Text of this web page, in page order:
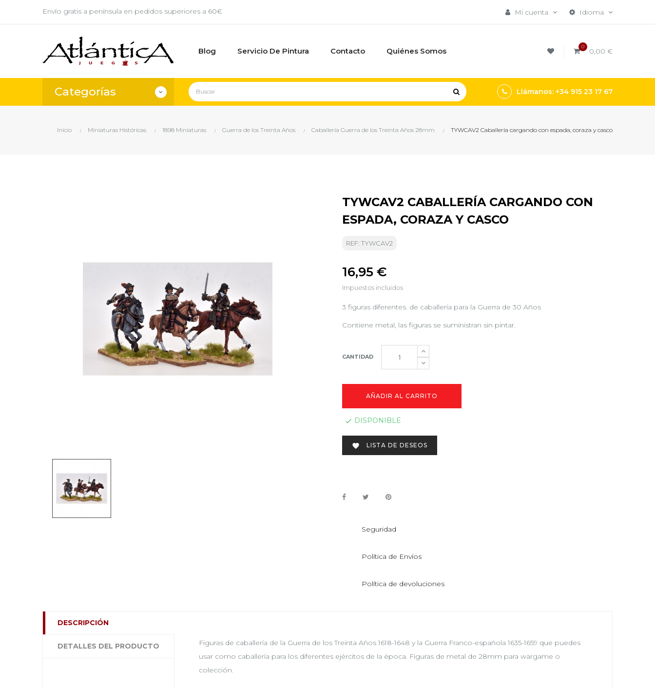
Envío gratis a península en pedidos superiores a 60€ Idioma
Mi cuenta
Blog Servicio De Pintura Contacto Quiénes Somos 0 0,00 €
Categorías Llámanos: +34 915 23 17 67
Inicio Miniaturas Históricas 1898 Miniaturas Guerra de los Treinta Años Caballería Guerra de los Treinta Años 28mm TYWCAV2 Caballería cargando con espada, coraza y casco
TYWCAV2 CABALLERÍA CARGANDO CON
ESPADA, CORAZA Y CASCO
REF: TYWCAV2
16,95 €
Impuestos incluidos
3 figuras diferentes. de caballería para la Guerra de 30 Años
Contiene metal, las figuras se suministran sin pintar.
CANTIDAD
AÑADIR AL CARRITO
 DISPONIBLE
 LISTA DE DESEOS
Seguridad
Política de Envíos
Política de devoluciones
DESCRIPCIÓN
DETALLES DEL PRODUCTO
Figuras de caballería de la Guerra de los Treinta Años 1618-1648 y la Guerra Franco-española 1635-1659 que puedes
usar como caballería para los diferentes ejércitos de la época. Figuras de metal de 28mm para wargame o
colección.